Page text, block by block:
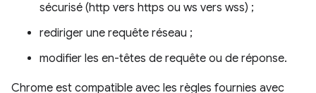
sécurisé (http vers https ou ws vers wss) ;
rediriger une requête réseau ;
modifier les en-têtes de requête ou de réponse.
Chrome est compatible avec les règles fournies avec